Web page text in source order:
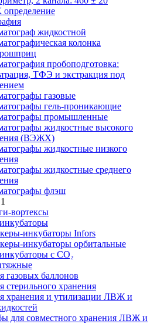
жидкостной
колонка
пробоподготовка:
ТФЭ и экстракция под
газовые
гель-проникающие
промышленные
жидкостные высокого
(ВЭЖХ)
жидкостные низкого
жидкостные среднего
флэш
вортексы
инкубаторы Infors
инкубаторы орбитальные
с CО₂
баллонов
хранения
хранения и утилизации ЛВЖ и
для совместного хранения ЛВЖ и